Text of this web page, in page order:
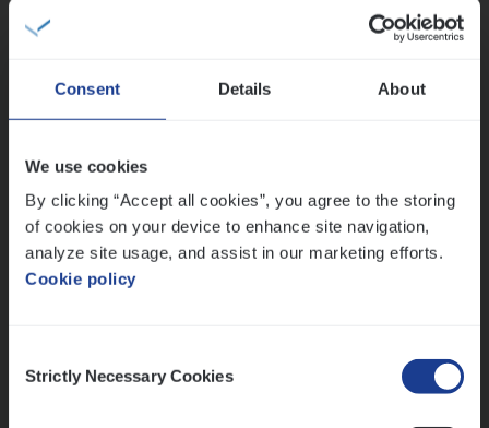
Consent Details About
We use cookies
By clicking “Accept all cookies”, you agree to the storing
of cookies on your device to enhance site navigation,
analyze site usage, and assist in our marketing efforts.
Cookie policy
Selection
Strictly Necessary Cookies
Mathias houdt van diepgaande dossiers én droge
humor
Thalia zoekt graag oplossingen, in games én op het
werk
Ons sollicitatieproces